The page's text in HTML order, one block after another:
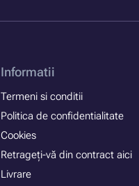
Informatii
Termeni si conditii
Politica de confidentialitate
Cookies
Retrageți-vă din contract aici
Livrare